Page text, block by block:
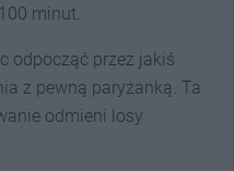
minut.
odpocząć przez jakiś
z pewną paryżanką. Ta
odmieni losy